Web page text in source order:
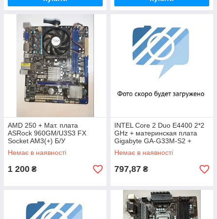
AMD 250 + Мат. плата
ASRock 960GM/U3S3 FX
Socket AM3(+) Б/У
Немає в наявності
1 200 ₴
INTEL Core 2 Duo E4400 2*2
GHz + материнская плата
Gigabyte GA-G33M-S2 +
Кулер б\у
Немає в наявності
797,87 ₴